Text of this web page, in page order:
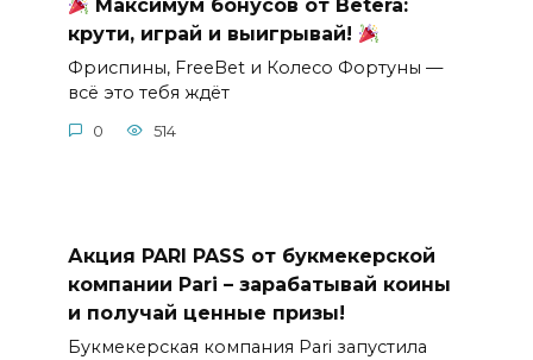
Максимум бонусов от Betera:
крути, играй и выигрывай!
Фриспины, FreeBet и Колесо Фортуны —
всё это тебя ждёт
0 514
Акция PARI PASS от букмекерской
компании Pari – зарабатывай коины
и получай ценные призы!
Букмекерская компания Pari запустила